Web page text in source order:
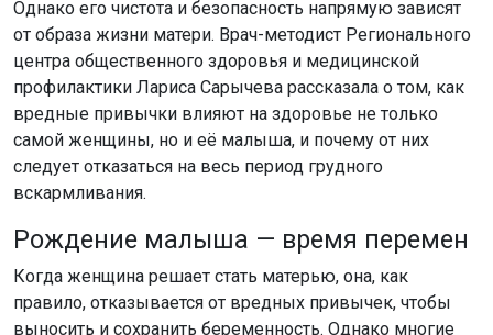
самой женщины, но и её малыша, и почему от них
следует отказаться на весь период грудного
вскармливания.
Рождение малыша — время перемен
Когда женщина решает стать матерью, она, как
правило, отказывается от вредных привычек, чтобы
выносить и сохранить беременность. Однако многие
ошибочно полагают, что с рождением ребёнка все
опасности миновали, и возвращаются к прежним
привычкам. Это глубокое заблуждение.